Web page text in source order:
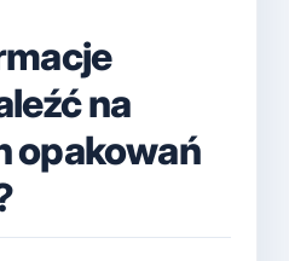
na
opakowań